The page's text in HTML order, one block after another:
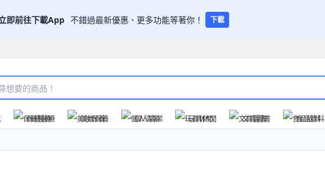
即前往下載App 不錯過最新優惠、更多功能等著你！ 下載
保健醫療 美妝保養 個人清潔 玩具休閒 文具圖書 食品飲料